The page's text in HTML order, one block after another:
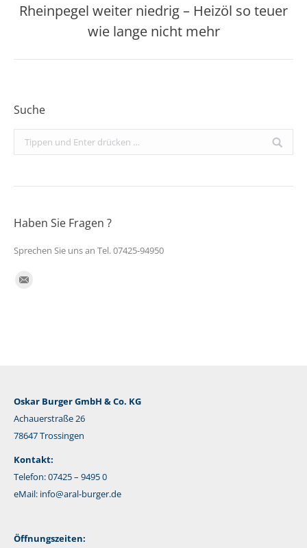
Nächster
Beitrag:
Rheinpegel weiter niedrig – Heizöl so teuer
wie lange nicht mehr
Suche
Search:
Haben Sie Fragen ?
Sprechen Sie uns an Tel. 07425-94950
Finden Sie uns auf:
Oskar Burger GmbH & Co. KG
Achauerstraße 26
78647 Trossingen
Kontakt:
Telefon: 07425 – 9495 0
eMail: info@aral-burger.de
Öffnungszeiten: